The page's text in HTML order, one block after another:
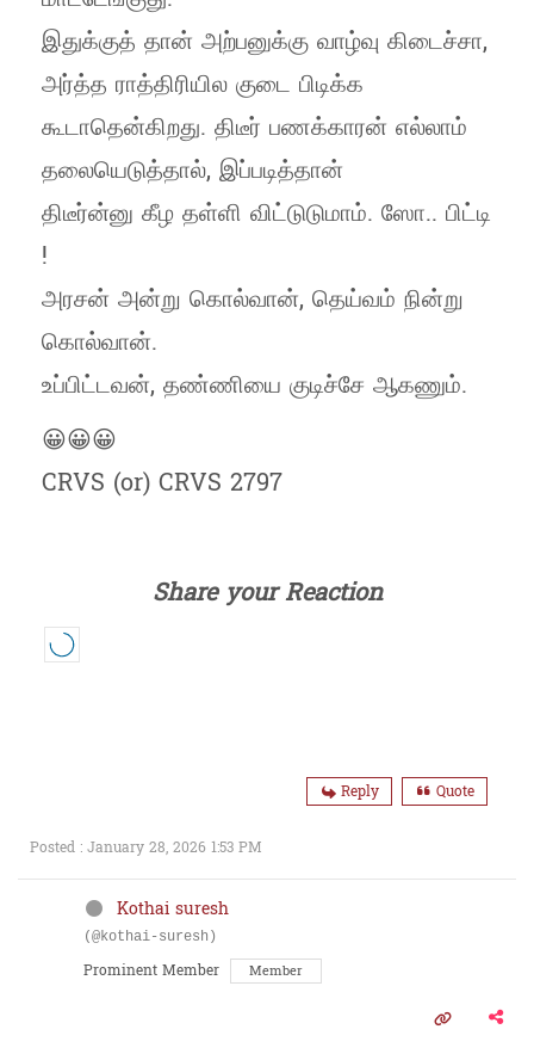
இதுக்குத் தான் அற்பனுக்கு வாழ்வு கிடைச்சா,
அர்த்த ராத்திரியில குடை பிடிக்க
கூடாதென்கிறது. திடீர் பணக்காரன் எல்லாம்
தலையெடுத்தால், இப்படித்தான்
திடீர்ன்னு கீழ தள்ளி விட்டுடுமாம். ஸோ.. பிட்டி
!
அரசன் அன்று கொல்வான், தெய்வம் நின்று
கொல்வான்.
உப்பிட்டவன், தண்ணியை குடிச்சே ஆகணும்.
😀😀😀
CRVS (or) CRVS 2797
Share your Reaction
Reply Quote
Posted : January 28, 2026 1:53 PM
Kothai suresh
(@kothai-suresh)
Prominent Member Member